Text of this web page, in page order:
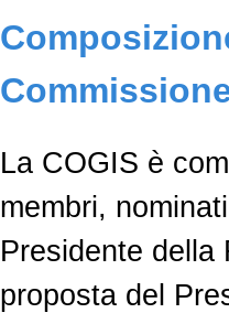
La COGIS è
membri,
Presidente della
proposta del